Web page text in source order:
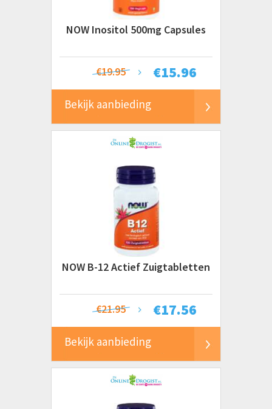
Vitals
VitOrtho
€ 0 tot € 20
€ 20 tot € 50+
NOW Inositol 500mg Capsules
€15.96
€19.95
Bekijk aanbieding
NOW B-12 Actief Zuigtabletten
€17.56
€21.95
Bekijk aanbieding